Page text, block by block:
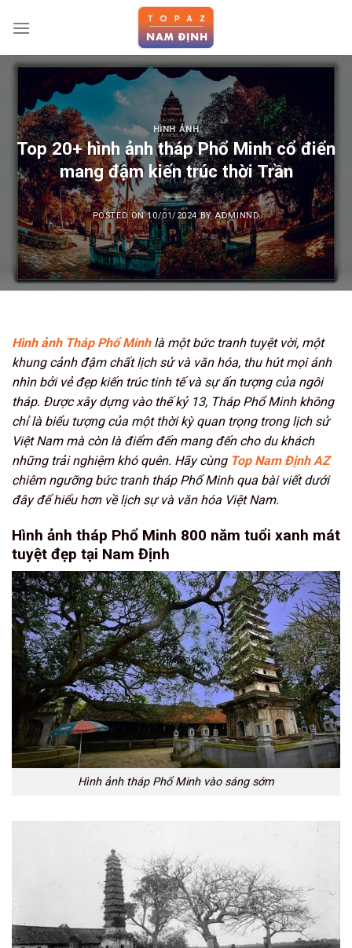
HÌNH ẢNH
Top 20+ hình ảnh tháp Phổ Minh cổ điển
mang đậm kiến trúc thời Trần
POSTED ON10/01/2024BYADMINND
Hình ảnh Tháp Phổ Minhlà một bức tranh tuyệt vời, một
khung cảnh đậm chất lịch sử và văn hóa, thu hút mọi ánh
nhìn bởi vẻ đẹp kiến trúc tinh tế và sự ấn tượng của ngôi
tháp. Được xây dựng vào thế kỷ 13, Tháp Phổ Minh không
chỉ là biểu tượng của một thời kỳ quan trọng trong lịch sử
Việt Nam mà còn là điểm đến mang đến cho du khách
những trải nghiệm khó quên. Hãy cùng Top Nam Định AZ
chiêm ngưỡng bức tranh tháp Phổ Minh qua bài viết dưới
đây để hiểu hơn về lịch sự và văn hóa Việt Nam.
Hình ảnh tháp Phổ Minh 800 năm tuổi xanh mát
tuyệt đẹp tại Nam Định
Hình ảnh tháp Phổ Minh vào sáng sớm